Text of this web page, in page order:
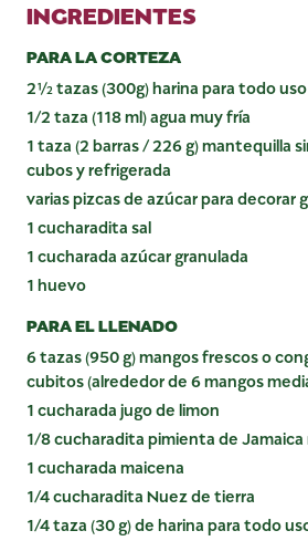
INGREDIENTES
PARA LA CORTEZA
2½ tazas (300g) harina para todo uso
1/2 taza (118 ml) agua muy fría
1 taza (2 barras / 226 g) mantequilla
cubos y refrigerada
varias pizcas de azúcar para decorar
1 cucharadita sal
1 cucharada azúcar granulada
1 huevo
PARA EL LLENADO
6 tazas (950 g) mangos frescos o
cubitos (alrededor de 6 mangos
1 cucharada jugo de limon
1/8 cucharadita pimienta de Jamaica
1 cucharada maicena
1/4 cucharadita Nuez de tierra
1/4 taza (30 g) de harina para todo